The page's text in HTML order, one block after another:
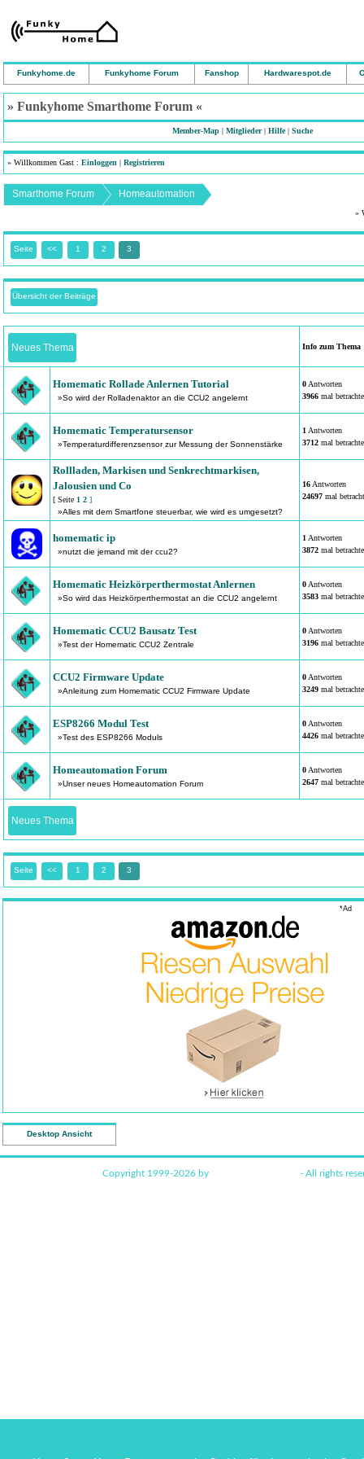
Funkyhome.de Funkyhome Forum Fanshop Hardwarespot.de
» Funkyhome Smarthome Forum «
Member-Map | Mitglieder| Hilfe| Suche
» Willkommen Gast : Einloggen | Registrieren
Smarthome Forum Homeautomation
»
Seite << 1 2 3
Übersicht der Beiträge
Neues Thema Info zum Thema
Homematic Rollade Anlernen Tutorial
»So wird der Rolladenaktor an die CCU2 angelernt
0 Antworten
3966 mal
Homematic Temperatursensor
»Temperaturdifferenzsensor zur Messung der Sonnenstärke
1 Antworten
3712 mal
Rollladen, Markisen und Senkrechtmarkisen,
Jalousien und Co
[ Seite 1 2 ]
»Alles mit dem Smartfone steuerbar, wie wird es umgesetzt?
16 Antworten
24697 mal
homematic ip
»nutzt die jemand mit der ccu2?
1 Antworten
3872 mal
Homematic Heizkörperthermostat Anlernen
»So wird das Heizkörperthermostat an die CCU2 angelernt
0 Antworten
3583 mal
Homematic CCU2 Bausatz Test
»Test der Homematic CCU2 Zentrale
0 Antworten
3196 mal
CCU2 Firmware Update
»Anleitung zum Homematic CCU2 Firmware Update
0 Antworten
3249 mal
ESP8266 Modul Test
»Test des ESP8266 Moduls
0 Antworten
4426 mal
Homeautomation Forum
»Unser neues Homeautomation Forum
0 Antworten
2647 mal
Neues Thema
Seite << 1 2 3
*Ad
Desktop Ansicht
Copyright 1999-2026 by - All rights